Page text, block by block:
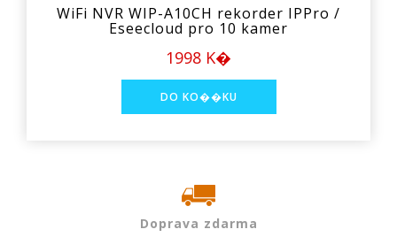
WiFi NVR WIP-A10CH rekorder IPPro /
Eseecloud pro 10 kamer
1998 K�
Doprava zdarma